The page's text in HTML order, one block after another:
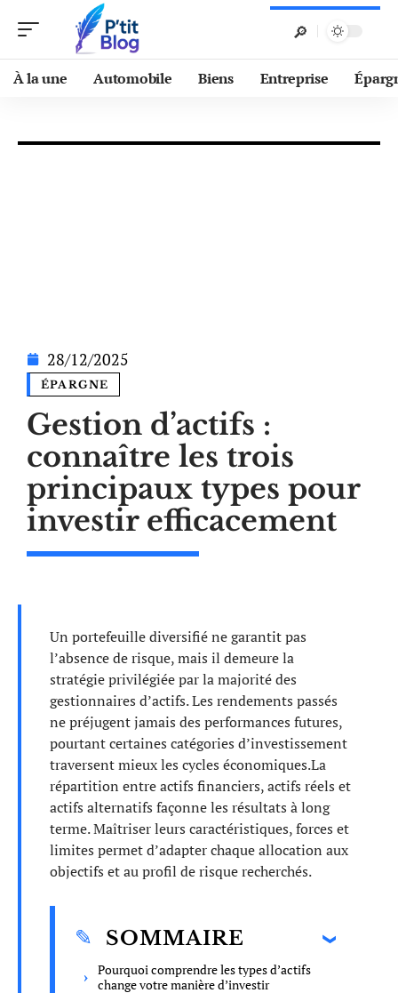
À la une Automobile Biens Entreprise
28/12/2025
ÉPARGNE
Gestion d’actifs :
connaître les trois
principaux types pour
investir efficacement
Un portefeuille diversifié ne garantit pas
l’absence de risque, mais il demeure la
stratégie privilégiée par la majorité des
gestionnaires d’actifs. Les rendements passés
ne préjugent jamais des performances futures,
pourtant certaines catégories d’investissement
traversent mieux les cycles économiques.La
répartition entre actifs financiers, actifs réels et
actifs alternatifs façonne les résultats à long
terme. Maîtriser leurs caractéristiques, forces et
limites permet d’adapter chaque allocation aux
objectifs et au profil de risque recherchés.
SOMMAIRE
Pourquoi comprendre les types d’actifs
change votre manière d’investir